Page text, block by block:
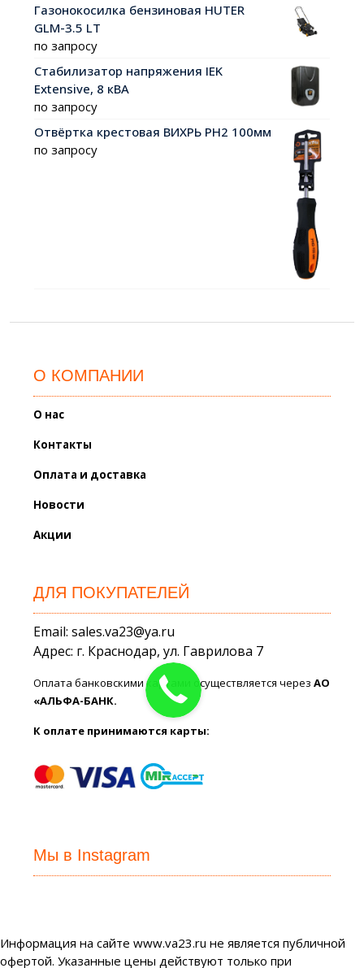
Газонокосилка бензиновая HUTER
GLM-3.5 LT
по запросу
Стабилизатор напряжения IEK
Extensive, 8 кВА
по запросу
Отвёртка крестовая ВИХРЬ PH2 100мм
по запросу
О КОМПАНИИ
О нас
Контакты
Оплата и доставка
Новости
Акции
ДЛЯ ПОКУПАТЕЛЕЙ
Email: sales.va23@ya.ru
Адрес: г. Краснодар, ул. Гаврилова 7
Оплата банковскими картами осуществляется черезАО
«АЛЬФА-БАНК.
К оплате принимаются карты:
Мы в Instagram
Информация на сайте www.va23.ru не является публичной
офертой. Указанные цены действуют только при